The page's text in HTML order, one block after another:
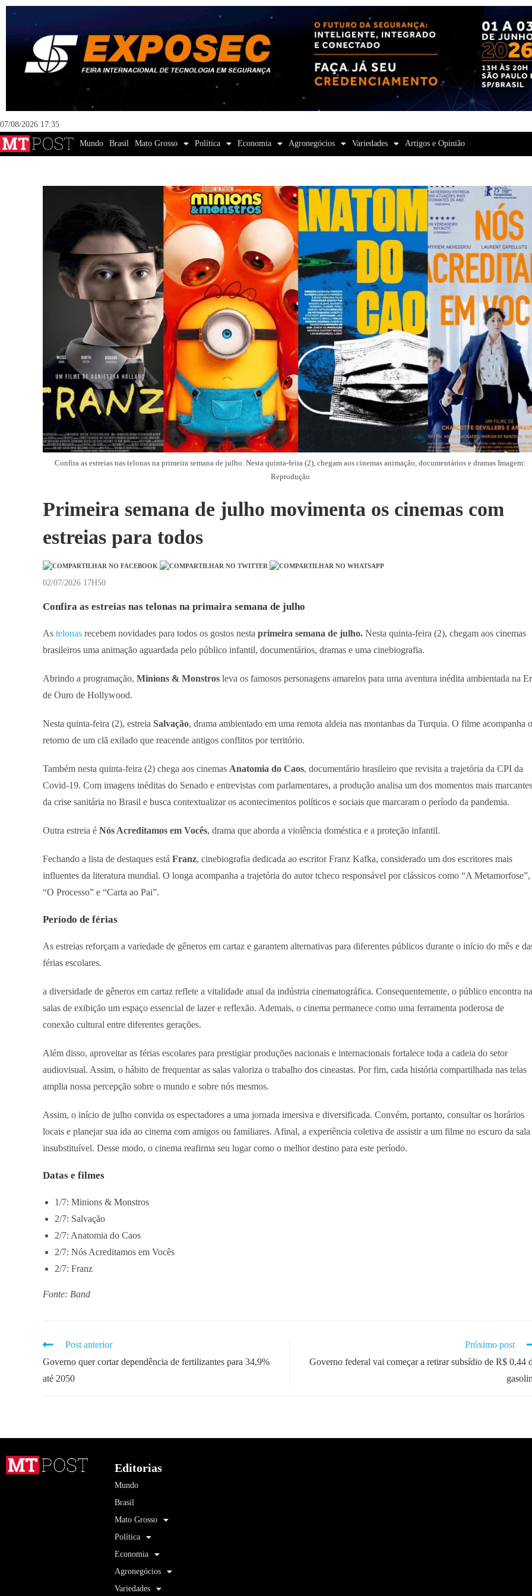
07/08/2026 17:35
Mundo Brasil Mato Grosso Política Economia Agronegócios Variedades Artigos e Opinião
Confira as estreias nas telonas na primeira semana de julho. Nesta quinta-feira (2), chegam aos cinemas animação, documentários e dramas Imagem:
Reprodução
Primeira semana de julho movimenta os cinemas com
estreias para todos
02/07/2026 17H50
Confira as estreias nas telonas na primaira semana de julho
As telonas recebem novidades para todos os gostos nesta primeira semana de julho. Nesta quinta-feira (2), chegam aos cinemas
brasileiros uma animação aguardada pelo público infantil, documentários, dramas e uma cinebiografia.
Abrindo a programação, Minions & Monstros leva os famosos personagens amarelos para uma aventura inédita ambientada na
de Ouro de Hollywood.
Nesta quinta-feira (2), estreia Salvação, drama ambientado em uma remota aldeia nas montanhas da Turquia. O filme acompanha o
retorno de um clã exilado que reacende antigos conflitos por território.
Também nesta quinta-feira (2) chega aos cinemas Anatomia do Caos, documentário brasileiro que revisita a trajetória da CPI da
Covid-19. Com imagens inéditas do Senado e entrevistas com parlamentares, a produção analisa um dos momentos mais marcantes
da crise sanitária no Brasil e busca contextualizar os acontecimentos políticos e sociais que marcaram o período da pandemia.
Outra estreia é Nós Acreditamos em Vocês, drama que aborda a violência doméstica e a proteção infantil.
Fechando a lista de destaques está Franz, cinebiografia dedicada ao escritor Franz Kafka, considerado um dos escritores mais
influentes da literatura mundial. O longa acompanha a trajetória do autor tcheco responsável por clássicos como “A Metamorfose”,
“O Processo” e “Carta ao Pai”.
Período de férias
As estreias reforçam a variedade de gêneros em cartaz e garantem alternativas para diferentes públicos durante o início do mês e
férias escolares.
a diversidade de gêneros em cartaz reflete a vitalidade atual da indústria cinematográfica. Consequentemente, o público encontra
salas de exibição um espaço essencial de lazer e reflexão. Ademais, o cinema permanece como uma ferramenta poderosa de
conexão cultural entre diferentes gerações.
Além disso, aproveitar as férias escolares para prestigiar produções nacionais e internacionais fortalece toda a cadeia do setor
audiovisual. Assim, o hábito de frequentar as salas valoriza o trabalho dos cineastas. Por fim, cada história compartilhada nas telas
amplia nossa percepção sobre o mundo e sobre nós mesmos.
Assim, o início de julho convida os espectadores a uma jornada imersiva e diversificada. Convém, portanto, consultar os horários
locais e planejar sua ida ao cinema com amigos ou familiares. Afinal, a experiência coletiva de assistir a um filme no escuro da sala
insubstituível. Desse modo, o cinema reafirma seu lugar como o melhor destino para este período.
Datas e filmes
1/7: Minions & Monstros
2/7: Salvação
2/7: Anatomia do Caos
2/7: Nós Acreditamos em Vocês
2/7: Franz
Fonte: Band
Post anterior
Governo quer cortar dependência de fertilizantes para 34,9%
até 2050
Próximo post
Governo federal vai começar a retirar subsídio de R$ 0,44
Editorias
Mundo
Brasil
Mato Grosso
Política
Economia
Agronegócios
Variedades